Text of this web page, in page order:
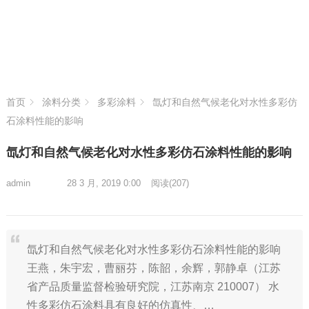
首页 涂料分类 多彩涂料
氙灯和自然气候老化对水性多彩仿
石涂料性能的影响
氙灯和自然气候老化对水性多彩仿石涂料性能的影响
admin 28 3 月, 2019 0:00 阅读(207)
氙灯和自然气候老化对水性多彩仿石涂料性能的影响
王燕，朱宇宏，曹丽芬，陈韶，余辉，郭静卓（江苏
省产品质量监督检验研究院，江苏南京 210007） 水
性多彩仿石涂料具有良好的仿真性、…